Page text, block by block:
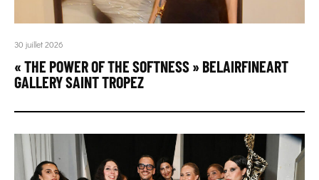
30 juillet 2026
« THE POWER OF THE SOFTNESS » BELAIRFINEART
GALLERY SAINT TROPEZ